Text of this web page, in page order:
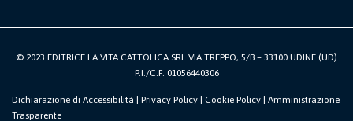
© 2023 EDITRICE LA VITA CATTOLICA SRL VIA TREPPO, 5/B – 33100 UDINE (UD)
P.I./C.F. 01056440306
Dichiarazione di Accessibilità Privacy Policy Cookie Policy
Amministrazione
Trasparente